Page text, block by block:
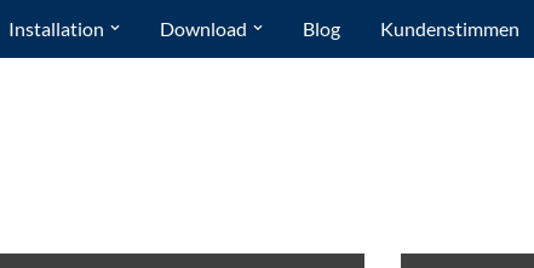
Installation Download Blog Kundenstimmen